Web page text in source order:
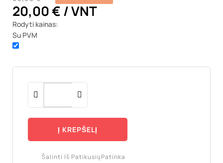
20,00 €/ VNT
Rodyti kainas:
Su PVM
Į KREPŠELĮ
Šalinti Iš PatikusiųPatinka